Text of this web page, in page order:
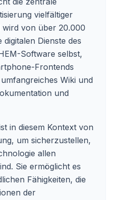
vielfältiger
wird von über 20.000
Dienste des
Software selbst,
Frontends
Wiki und
und
in diesem Kontext von
um sicherzustellen,
allen
Sie ermöglicht es
Fähigkeiten, die
der